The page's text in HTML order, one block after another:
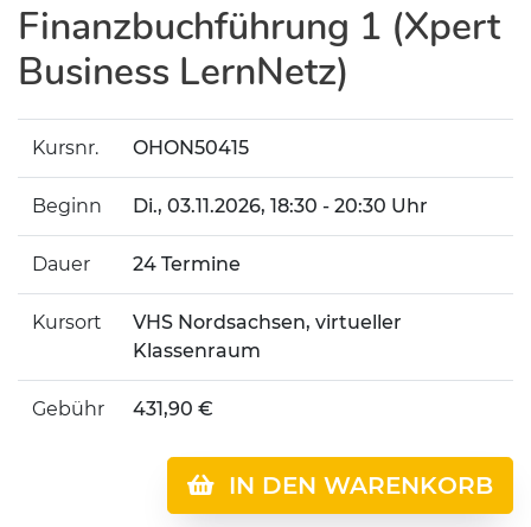
Finanzbuchführung 1 (Xpert
Business LernNetz)
Kursnr. OHON50415
Beginn Di., 03.11.2026, 18:30 - 20:30 Uhr
Dauer 24 Termine
Kursort
VHS Nordsachsen, virtueller
Klassenraum
Gebühr 431,90 €
IN DEN WARENKORB